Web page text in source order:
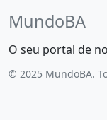
MundoBA
O seu portal de
© 2025 MundoBA.